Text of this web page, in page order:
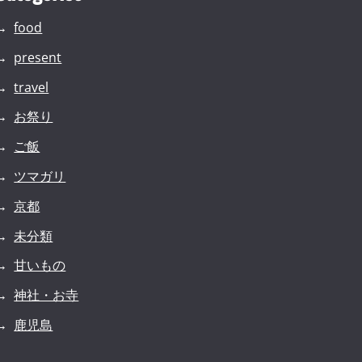
food
present
travel
お祭り
ご飯
ツマガリ
京都
未分類
甘いもの
神社・お寺
鹿児島